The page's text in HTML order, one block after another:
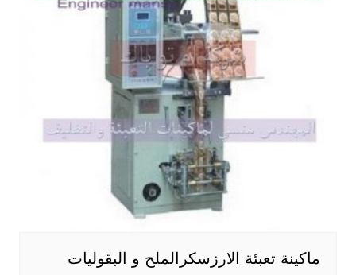
ماكينة تعبئة الارزسكرالملح و البقوليات